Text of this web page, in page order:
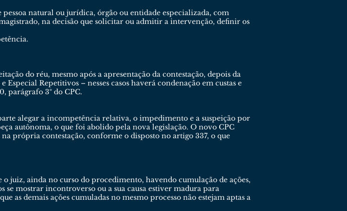
natural ou jurídica, órgão ou entidade especializada, com
na decisão que solicitar ou admitir a intervenção, definir os
do réu, mesmo após a apresentação da contestação, depois da
Repetitivos – nesses casos haverá condenação em custas e
parágrafo 3º do CPC.
alegar a incompetência relativa, o impedimento e a suspeição por
autônoma, o que foi abolido pela nova legislação. O novo CPC
própria contestação, conforme o disposto no artigo 337, o que
juiz, ainda no curso do procedimento, havendo cumulação de ações,
se mostrar incontroverso ou a sua causa estiver madura para
as demais ações cumuladas no mesmo processo não estejam aptas a